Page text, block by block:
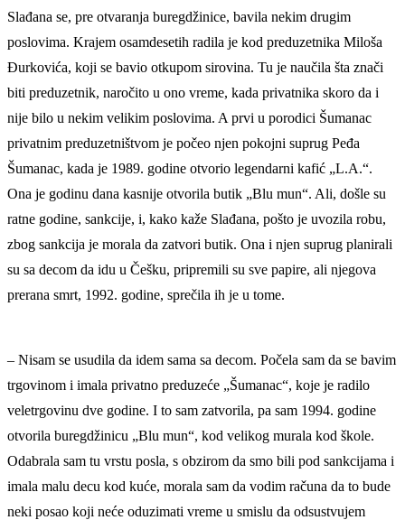
Slađana se, pre otvaranja buregdžinice, bavila nekim drugim
poslovima. Krajem osamdesetih radila je kod preduzetnika Miloša
Đurkovića, koji se bavio otkupom sirovina. Tu je naučila šta znači
biti preduzetnik, naročito u ono vreme, kada privatnika skoro da i
nije bilo u nekim velikim poslovima. A prvi u porodici Šumanac
privatnim preduzetništvom je počeo njen pokojni suprug Peđa
Šumanac, kada je 1989. godine otvorio legendarni kafić „L.A.“.
Ona je godinu dana kasnije otvorila butik „Blu mun“. Ali, došle su
ratne godine, sankcije, i, kako kaže Slađana, pošto je uvozila robu,
zbog sankcija je morala da zatvori butik. Ona i njen suprug planirali
su sa decom da idu u Češku, pripremili su sve papire, ali njegova
prerana smrt, 1992. godine, sprečila ih je u tome.
– Nisam se usudila da idem sama sa decom. Počela sam da se bavim
trgovinom i imala privatno preduzeće „Šumanac“, koje je radilo
veletrgovinu dve godine. I to sam zatvorila, pa sam 1994. godine
otvorila buregdžinicu „Blu mun“, kod velikog murala kod škole.
Odabrala sam tu vrstu posla, s obzirom da smo bili pod sankcijama i
imala malu decu kod kuće, morala sam da vodim računa da to bude
neki posao koji neće oduzimati vreme u smislu da odsustvujem